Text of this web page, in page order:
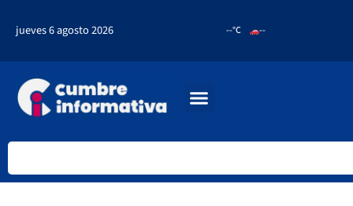
jueves 6 agosto 2026 --°C --